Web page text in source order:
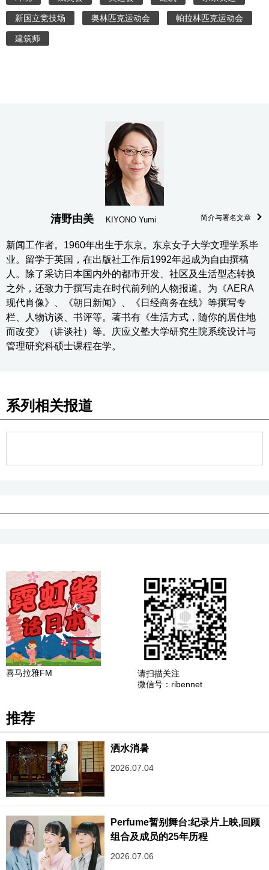
新国立竞技场 奥林匹克运动会 帕拉林匹克运动会
建筑师
清野由美 KIYONO Yumi 简介与署名文章
新闻工作者。1960年出生于东京。东京女子大学文理学系毕
业。留学于英国，在出版社工作后1992年起成为自由撰稿
人。除了采访日本国内外的都市开发、社区及生活型态转换
之外，还致力于撰写走在时代前列的人物报道。为《AERA
现代肖像》、《朝日新闻》、《日经商务在线》等撰写专
栏、人物访谈、书评等。著书有《生活方式，随你的居住地
而改变》（讲谈社）等。庆应义塾大学研究生院系统设计与
管理研究科硕士课程在学。
系列相关报道
喜马拉雅FM
请扫描关注
微信号：ribennet
推荐
洒水消暑
2026.07.04
Perfume暂别舞台:纪录片上映,回顾
组合及成员的25年历程
2026.07.06